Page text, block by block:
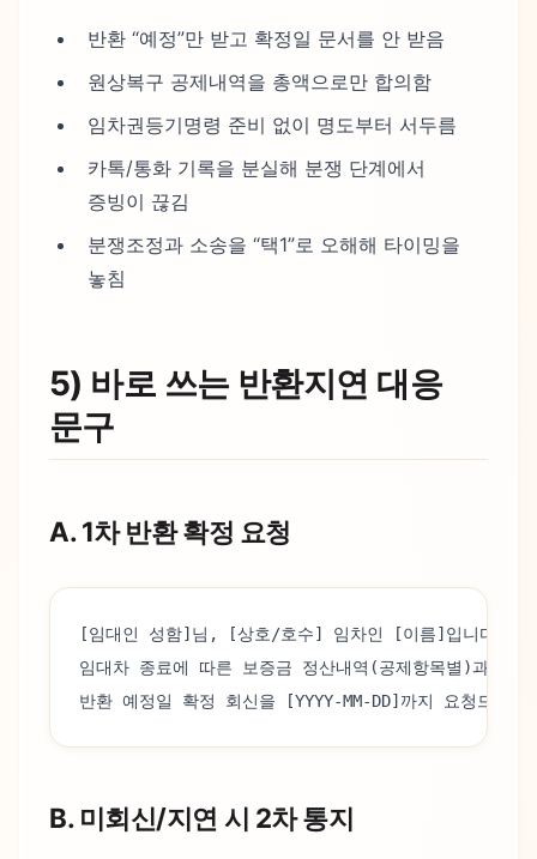
반환 “예정”만 받고 확정일 문서를 안 받음
원상복구 공제내역을 총액으로만 합의함
임차권등기명령 준비 없이 명도부터 서두름
카톡/통화 기록을 분실해 분쟁 단계에서
증빙이 끊김
분쟁조정과 소송을 “택1”로 오해해 타이밍을
놓침
5) 바로 쓰는 반환지연 대응
문구
A. 1차 반환 확정 요청
[임대인 성함]님, [상호/호수] 임차인 [이름]입니다.
임대차 종료에 따른 보증금 정산내역(공제항목별)과
반환 예정일 확정 회신을 [YYYY-MM-DD]까지 요청드립니
B. 미회신/지연 시 2차 통지